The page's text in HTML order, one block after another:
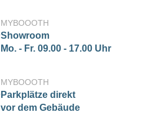
MYBOOOTH
Showroom
Mo. - Fr. 09.00 - 17.00 Uhr
MYBOOOTH
Parkplätze direkt
vor dem Gebäude